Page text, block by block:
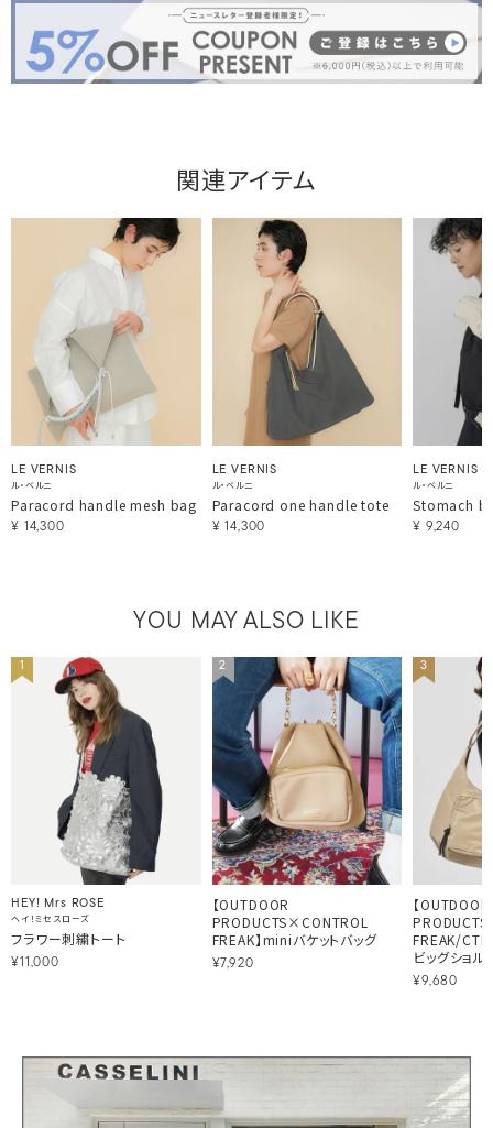
関連アイテム
LE VERNIS
ル・ベルニ
Paracord handle mesh bag
¥ 14,300
LE VERNIS
ル・ベルニ
Paracord one handle tote
¥ 14,300
LE VERNIS
ル・ベルニ
Stomach
¥ 9,240
YOU MAY ALSO LIKE
1
HEY! Mrs ROSE
ヘイ！ミセスローズ
フラワー刺繍トート
¥11,000
2
【OUTDOOR
PRODUCTS×CONTROL
FREAK】miniバケットバッグ
¥7,920
3
【OUTDOOR
FREAK/
ビッグショル
¥9,680